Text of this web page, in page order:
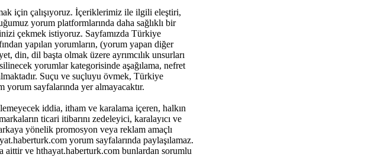
için çalışıyoruz. İçeriklerimiz ile ilgili eleştiri,
yorum platformlarında daha sağlıklı bir
çekmek istiyoruz. Sayfamızda Türkiye
yapılan yorumların, (yorum yapan diğer
din, dil başta olmak üzere ayrımcılık unsurları
yorumlar kategorisinde aşağılama, nefret
Suçu ve suçluyu övmek, Türkiye
sayfalarında yer almayacaktır.
iddia, itham ve karalama içeren, halkın
ticari itibarını zedeleyici, karalayıcı ve
yönelik promosyon veya reklam amaçlı
yorum sayfalarında paylaşılamaz.
aittir ve hthayat.haberturk.com bunlardan sorumlu